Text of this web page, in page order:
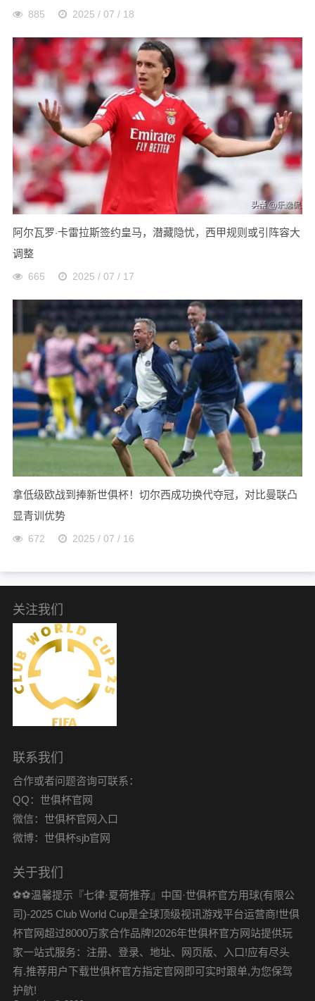
885 2025 / 07 / 18
阿尔瓦罗·卡雷拉斯签约皇马，潜藏隐忧，西甲规则或引阵容大
调整
665 2025 / 07 / 17
拿低级欧战到捧新世俱杯！切尔西成功换代夺冠，对比曼联凸
显青训优势
672 2025 / 07 / 16
关注我们
联系我们
合作或者问题咨询可联系：
QQ：世俱杯官网
微信：世俱杯官网入口
微博：世俱杯sjb官网
关于我们
⚽️⚽️温馨提示『七律·夏荷推荐』中国·世俱杯官方用球(有限公
司)-2025 Club World Cup是全球顶级视讯游戏平台运营商!世俱
杯官网超过8000万家合作品牌!2026年世俱杯官方网站提供玩
家一站式服务：注册、登录、地址、网页版、入口!应有尽头
有.推荐用户下载世俱杯官方指定官网即可实时跟单,为您保驾
护航!